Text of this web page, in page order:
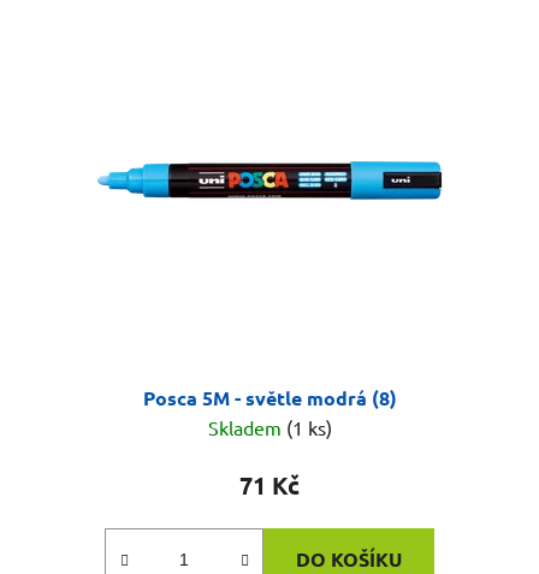
Posca 5M - světle modrá (8)
Skladem (1 ks)
71 Kč
DO KOŠÍKU